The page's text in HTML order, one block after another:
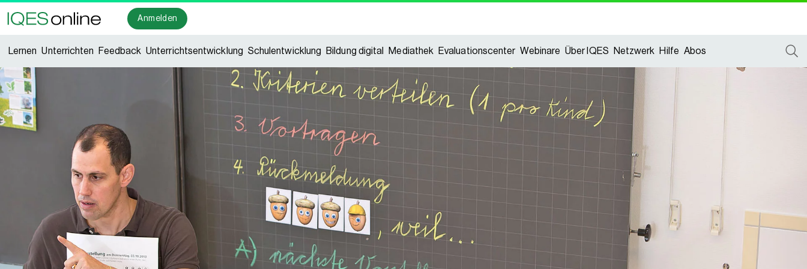
Anmelden
Lernen Unterrichten Feedback Unterrichtsentwicklung Schulentwicklung Bildung digital Mediathek Evaluationscenter Webinare Über IQES Netzwerk Hilfe Abos